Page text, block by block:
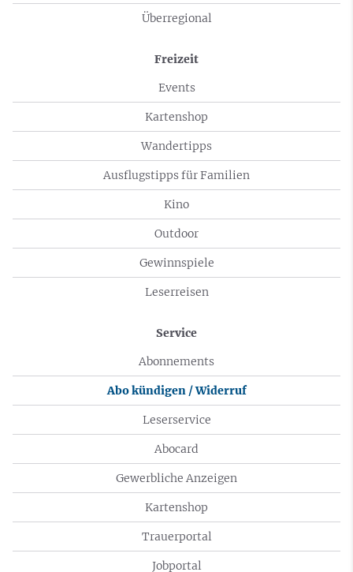
Überregional
Freizeit
Events
Kartenshop
Wandertipps
Ausflugstipps für Familien
Kino
Outdoor
Gewinnspiele
Leserreisen
Service
Abonnements
Abo kündigen / Widerruf
Leserservice
Abocard
Gewerbliche Anzeigen
Kartenshop
Trauerportal
Jobportal